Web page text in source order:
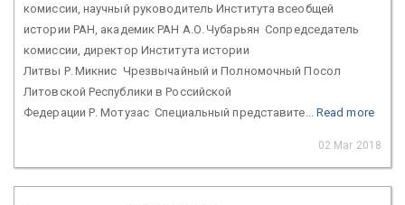
комиссии, научный руководитель Института всеобщей
истории РАН, академик РАН А.О. Чубарьян Сопредседатель
комиссии, директор Института истории
Литвы Р. Микнис Чрезвычайный и Полномочный Посол
Литовской Республики в Российской
Федерации Р. Мотузас Специальный представите... Read more
02 Mar 2018